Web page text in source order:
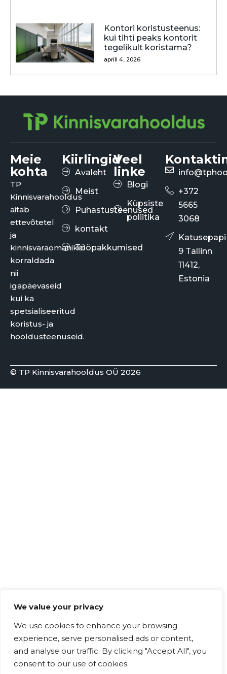
We value your privacy
We use cookies to enhance your browsing
experience, serve personalised ads or content,
and analyse our traffic. By clicking "Accept All", you
consent to our use of cookies.
Kontori koristusteenus:
kui tihti peaks kontorit
tegelikult koristama?
aprill 4, 2026
Meie
kohta
TP
Kinnisvarahooldus
aitab
ettevõtetel
ja
kinnisvaraomanikel
korraldada
nii
igapäevaseid
kui ka
spetsialiseeritud
koristus- ja
hooldusteenuseid.
Kiirlingid
Avaleht
Meist
Puhastusteenused
kontakt
Tööpakkumised
Veel
linke
Blogi
Küpsiste
poliitika
+372
5665
3068
Katusepapi
9 Tallinn
11412,
Estonia
© TP Kinnisvarahooldus OÜ 2026